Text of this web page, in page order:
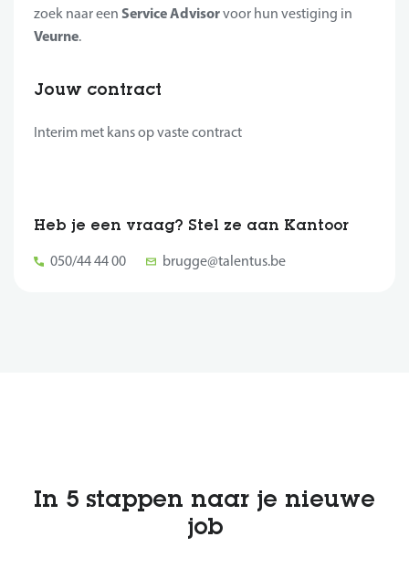
zoek naar een Service Advisorvoor hun vestiging in
Veurne.
Jouw contract
Interim met kans op vaste contract
Heb je een vraag? Stel ze aan Kantoor
050/44 44 00 brugge@talentus.be
In 5 stappen naar je nieuwe
job